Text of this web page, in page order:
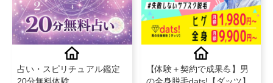
占い・スピリチュアル鑑定
【体験＋契約で成果💪】男